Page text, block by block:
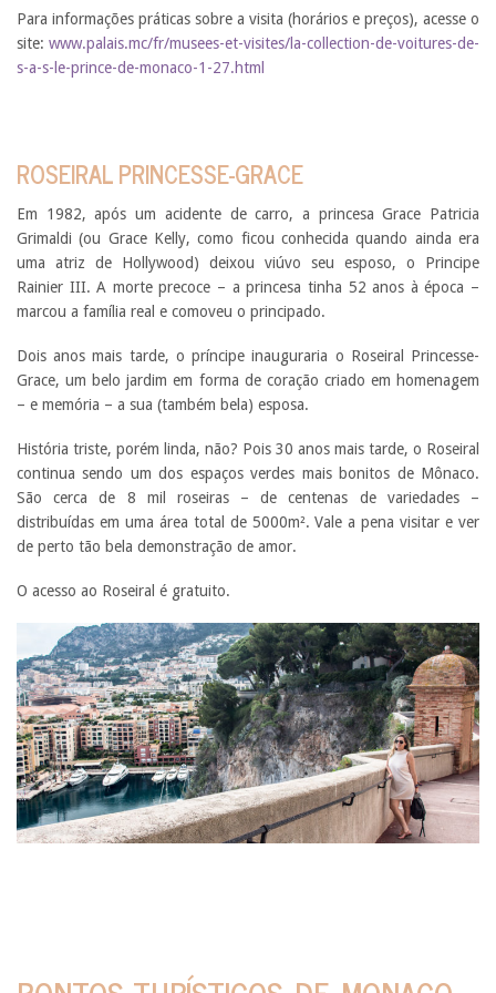
Para informações práticas sobre a visita (horários e preços), acesse o
site: www.palais.mc/fr/musees-et-visites/la-collection-de-voitures-de-
s-a-s-le-prince-de-monaco-1-27.html
ROSEIRAL PRINCESSE-GRACE
Em 1982, após um acidente de carro, a princesa Grace Patricia
Grimaldi (ou Grace Kelly, como ficou conhecida quando ainda era
uma atriz de Hollywood) deixou viúvo seu esposo, o Principe
Rainier III. A morte precoce – a princesa tinha 52 anos à época –
marcou a família real e comoveu o principado.
Dois anos mais tarde, o príncipe inauguraria o Roseiral Princesse-
Grace, um belo jardim em forma de coração criado em homenagem
– e memória – a sua (também bela) esposa.
História triste, porém linda, não? Pois 30 anos mais tarde, o Roseiral
continua sendo um dos espaços verdes mais bonitos de Mônaco.
São cerca de 8 mil roseiras – de centenas de variedades –
distribuídas em uma área total de 5000m². Vale a pena visitar e ver
de perto tão bela demonstração de amor.
O acesso ao Roseiral é gratuito.